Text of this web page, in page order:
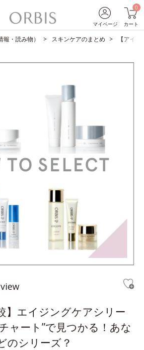
マイページ
0
カート
・読み物） スキンケアのまとめ 【アイ
】エイジングケアシリー
ャート”で見つかる！あな
のシリーズ？